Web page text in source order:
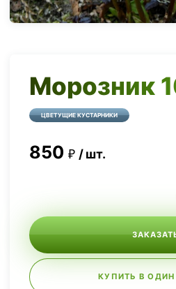
Морозник
ЦВЕТУЩИЕ КУСТАРНИКИ
850 шт.
КУПИТЬ В ОДИН